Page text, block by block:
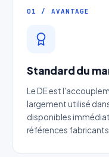
01 / AVANTAGE
Standard du
Le DE est
largement utilisé
disponibles
références